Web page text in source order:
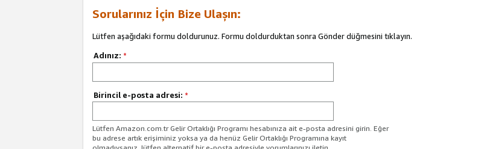
Sorularınız İçin Bize Ulaşın:
Lütfen aşağıdaki formu doldurunuz. Formu doldurduktan sonra Gönder düğmesini tıklayın.
Adınız: *
Birincil e-posta adresi: *
Lütfen Amazon.com.tr Gelir Ortaklığı Programı hesabınıza ait e-posta adresini girin. Eğer
bu adrese artık erişiminiz yoksa ya da henüz Gelir Ortaklığı Programına kayıt